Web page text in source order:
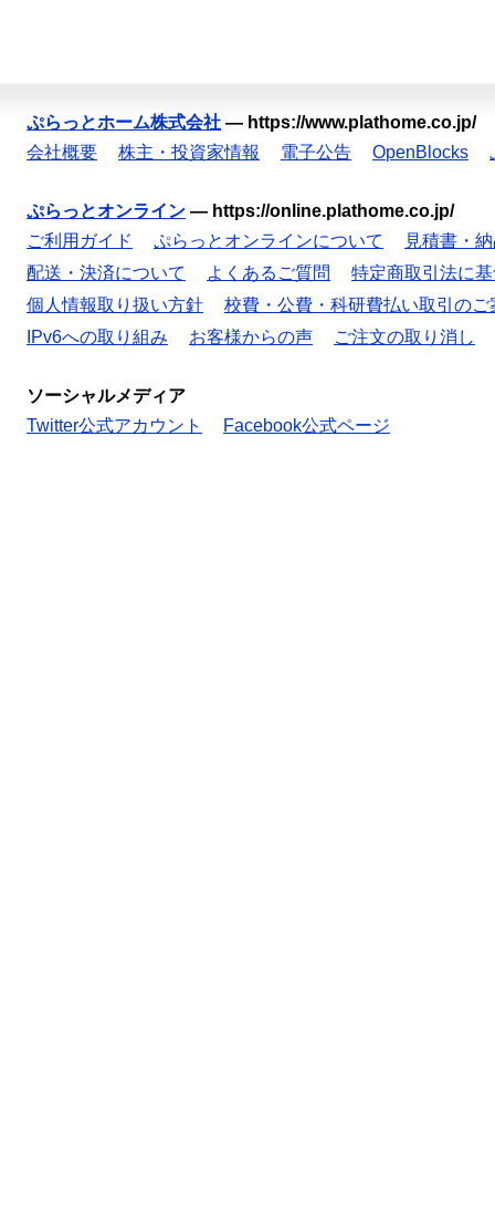
ぷらっとホーム株式会社 — https://www.plathome.co.jp/
会社概要
株主・投資家情報 電子公告 OpenBlocks
ぷらっとオンライン — https://online.plathome.co.jp/
ご利用ガイド
ぷらっとオンラインについて
見積書・
配送・決済について
よくあるご質問
特定商取引法に
個人情報取り扱い方針
校費・公費・科研費払い取引のご
IPv6への取り組み
お客様からの声 ご注文の取り消し
ソーシャルメディア
Twitter公式アカウント
Facebook公式ページ